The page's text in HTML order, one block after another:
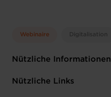
Webinaire Digitalisation
Nützliche Informationen
Mittwoch 11 Jun 2025
Nützliche Links